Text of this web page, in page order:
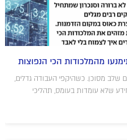
מהמלכודות הכי הנפוצות
שלב מסוכן. כשהיקפי העבודה גדלים,
שלא עומדות בעומס, תהליכי